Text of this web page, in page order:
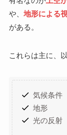
や、 地形による
がある。
これらは主に、
気候条件
地形
光の反射